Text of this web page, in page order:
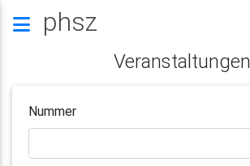
phsz
Veranstaltungen
Nummer